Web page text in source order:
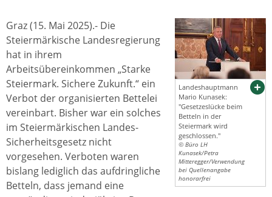
Landeshauptmann
Mario Kunasek:
"Gesetzeslücke beim
Betteln in der
Steiermark wird
geschlossen."
© Büro LH
Kunasek/Petra
Mitteregger/Verwendung
bei Quellenangabe
honorarfrei
Graz (15. Mai 2025).- Die
Steiermärkische Landesregierung
hat in ihrem
Arbeitsübereinkommen „Starke
Steiermark. Sichere Zukunft.“ ein
Verbot der organisierten Bettelei
vereinbart. Bisher war ein solches
im Steiermärkischen Landes-
Sicherheitsgesetz nicht
vorgesehen. Verboten waren
bislang lediglich das aufdringliche
Betteln, dass jemand eine